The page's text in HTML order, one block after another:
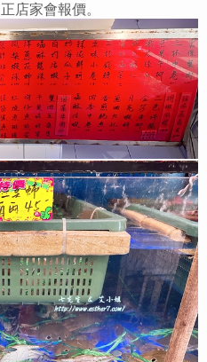
店家會報價。